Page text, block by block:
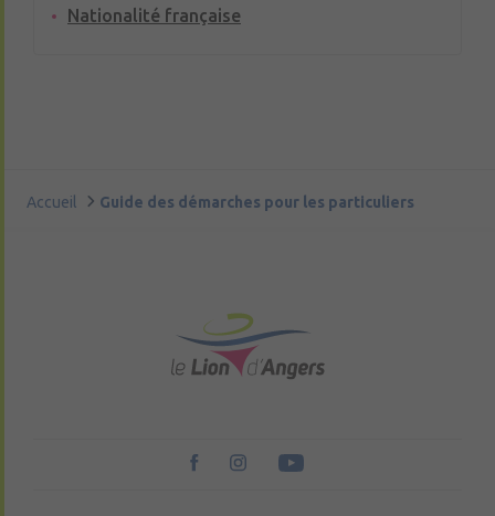
Nationalité française
Accueil Guide des démarches pour les particuliers